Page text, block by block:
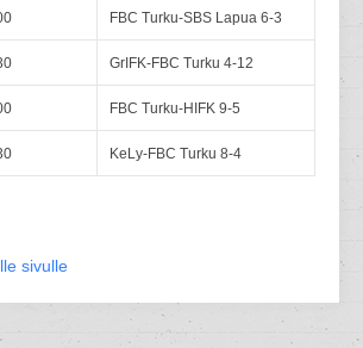
FBC Turku-SBS Lapua 6-3
GrIFK-FBC Turku 4-12
FBC Turku-HIFK 9-5
KeLy-FBC Turku 8-4
sivulle